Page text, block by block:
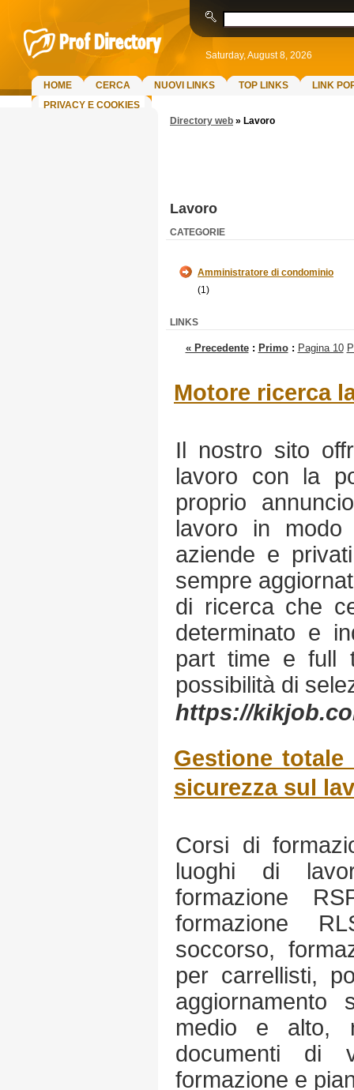
Saturday, August 8, 2026
HOME CERCA NUOVI LINKS TOP LINKS
LINK
PRIVACY E COOKIES
Directory web » Lavoro
Lavoro
CATEGORIE
Amministratore di condominio
(1)
LINKS
« Precedente: Primo: Pagina 10
Motore ricerca
Il nostro sito
lavoro con la
proprio
lavoro in
aziende e
sempre
di ricerca che
determinato e
part time e full
possibilità di
https://
Gestione
sicurezza sul
Corsi di
luoghi di
formazione
formazione
soccorso,
per carrellisti,
medio e alto,
documenti di
formazione e